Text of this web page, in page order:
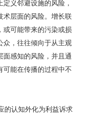
义邻避设施的风险，
术层面的风险。增长联
或可能带来的污染或损
众，往往倾向于从主观
面感知的风险，并且通
可能在传播的过程中不
的认知外化为利益诉求